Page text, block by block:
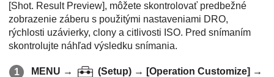
[Shot. Result Preview], môžete skontrolovať predbežné
zobrazenie záberu s použitými nastaveniami DRO,
rýchlosti uzávierky, clony a citlivosti ISO. Pred snímaním
skontrolujte náhľad výsledku snímania.
MENU → (Setup) → [Operation Customize] →